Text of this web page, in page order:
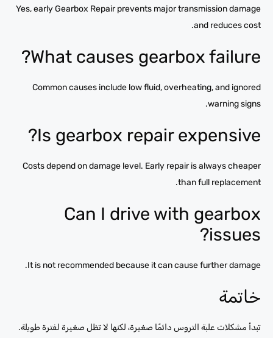
Yes, early Gearbox Repair prevents major transmission damage
and reduces cost.
What causes gearbox failure?
Common causes include low fluid, overheating, and ignored
warning signs.
Is gearbox repair expensive?
Costs depend on damage level. Early repair is always cheaper
than full replacement.
Can I drive with gearbox
issues?
It is not recommended because it can cause further damage.
خاتمة
تبدأ مشكلات علبة التروس دائمًا صغيرة، لكنها لا تظل صغيرة لفترة طويلة.